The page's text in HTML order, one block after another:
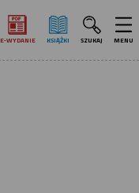
E‑WYDANIE KSIĄŻKI SZUKAJ MENU